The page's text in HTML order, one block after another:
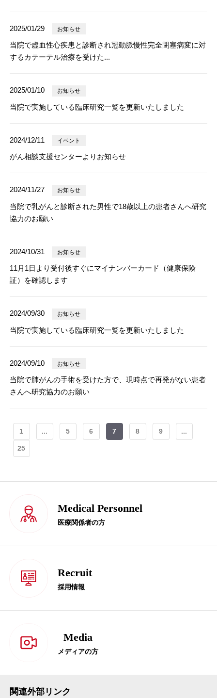
2025/01/29 お知らせ
当院で虚血性心疾患と診断され冠動脈慢性完全閉塞病変に対
するカテーテル治療を受けた...
2025/01/10 お知らせ
当院で実施している臨床研究一覧を更新いたしました
2024/12/11 イベント
がん相談支援センターよりお知らせ
2024/11/27 お知らせ
当院で乳がんと診断された男性で18歳以上の患者さんへ研究
協力のお願い
2024/10/31 お知らせ
11月1日より受付後すぐにマイナンバーカード（健康保険
証）を確認します
2024/09/30 お知らせ
当院で実施している臨床研究一覧を更新いたしました
2024/09/10 お知らせ
当院で肺がんの手術を受けた方で、現時点で再発がない患者
さんへ研究協力のお願い
1 ... 5 6 7 8 9 ...
25
Medical Personnel
医療関係者の方
Recruit
採用情報
Media
メディアの方
関連外部リンク